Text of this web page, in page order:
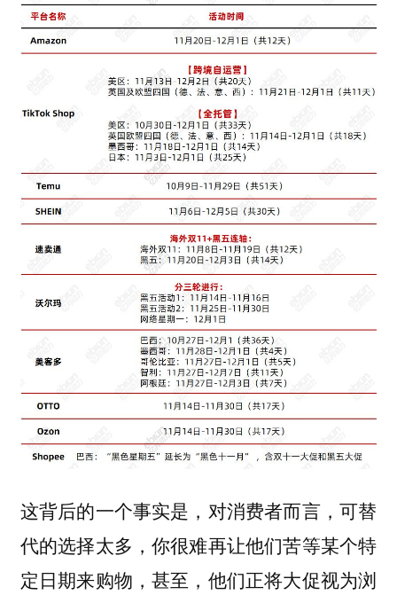
这背后的一个事实是，对消费者而言，可替
代的选择太多，你很难再让他们苦等某个特
定日期来购物，甚至，他们正将大促视为浏